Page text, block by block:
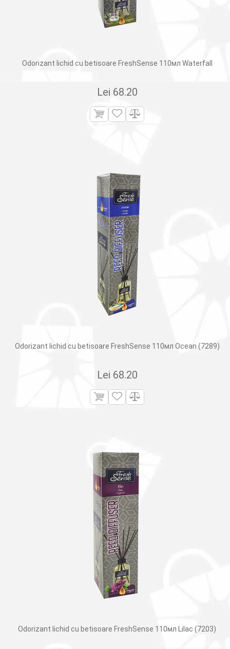
Odorizant lichid cu betisoare FreshSense 110мл Waterfall
Lei 68.20
Odorizant lichid cu betisoare FreshSense 110мл Ocean (7289)
Lei 68.20
Odorizant lichid cu betisoare FreshSense 110мл Lilac (7203)